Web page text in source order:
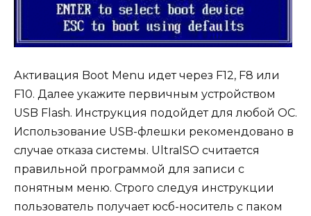
Активация Boot Menu идет через F12, F8 или
F10. Далее укажите первичным устройством
USB Flash. Инструкция подойдет для любой ОС.
Использование USB-флешки рекомендовано в
случае отказа системы. UltraISO считается
правильной программой для записи с
понятным меню. Строго следуя инструкции
пользователь получает юсб-носитель с паком